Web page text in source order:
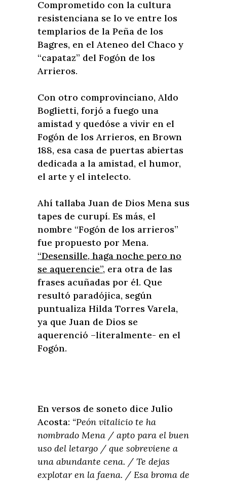
Comprometido con la cultura
resistenciana se lo ve entre los
templarios de la Peña de los
Bagres, en el Ateneo del Chaco y
“capataz” del Fogón de los
Arrieros.
Con otro comprovinciano, Aldo
Boglietti, forjó a fuego una
amistad y quedóse a vivir en el
Fogón de los Arrieros, en Brown
188, esa casa de puertas abiertas
dedicada a la amistad, el humor,
el arte y el intelecto.
Ahí tallaba Juan de Dios Mena sus
tapes de curupí. Es más, el
nombre “Fogón de los arrieros”
fue propuesto por Mena.
“Desensille, haga noche pero no
se aquerencie”, era otra de las
frases acuñadas por él. Que
resultó paradójica, según
puntualiza Hilda Torres Varela,
ya que Juan de Dios se
aquerenció –literalmente- en el
Fogón.
En versos de soneto dice Julio
Acosta: “Peón vitalicio te ha
nombrado Mena / apto para el buen
uso del letargo / que sobreviene a
una abundante cena. / Te dejas
explotar en la faena. / Esa broma de